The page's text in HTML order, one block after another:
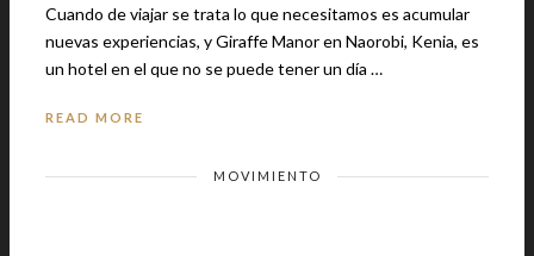
Cuando de viajar se trata lo que necesitamos es acumular
nuevas experiencias, y Giraffe Manor en Naorobi, Kenia, es
un hotel en el que no se puede tener un día …
READ MORE
MOVIMIENTO